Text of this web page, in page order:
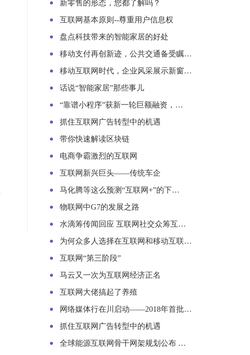
新零售的形态，您都了解吗？
互联网基本原则--尊重用户信息权
盘点科技带来的智能家居的好处
移动支付再创新迹，公共交通备受瞩…
移动互联网时代，企业风采展示新窗…
话说“智能家居”那些事儿
“靠谱小程序”获新一轮巨额融资，…
抓住互联网广告转型中的机遇
带你快速解读区块链
电商争霸激烈的互联网
互联网新兴巨头——传统车企
马化腾等这么预测“互联网+”的下…
物联网中G7的发展之路
水滴筹传闻回应 互联网社交众筹互…
为何众多人选择在互联网和移动互联…
互联网“第三阶段”
马云又一次为互联网经济正名
互联网大佬搞起了养殖
网络媒体行在川启动——2018年首批…
抓住互联网广告转型中的机遇
全球能源互联网骨干网架规划公布 …